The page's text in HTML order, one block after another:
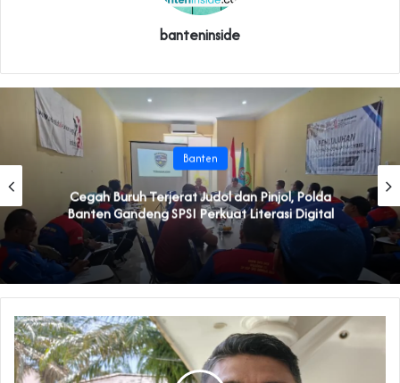
banteninside
Banten
Cegah Buruh Terjerat Judol dan Pinjol, Polda
Banten Gandeng SPSI Perkuat Literasi Digital